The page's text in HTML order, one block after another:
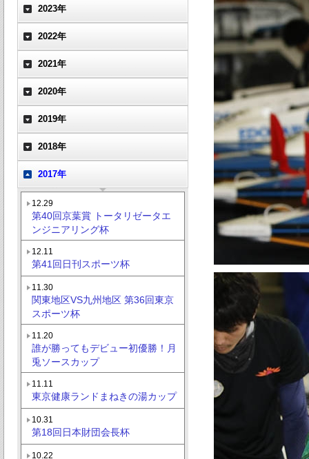
2023年
2022年
2021年
2020年
2019年
2018年
2017年
12.29
第40回京葉賞 トータリゼータエ
ンジニアリング杯
12.11
第41回日刊スポーツ杯
11.30
関東地区VS九州地区 第36回東京
スポーツ杯
11.20
誰が勝ってもデビュー初優勝！月
兎ソースカップ
11.11
東京健康ランドまねきの湯カップ
10.31
第18回日本財団会長杯
10.22